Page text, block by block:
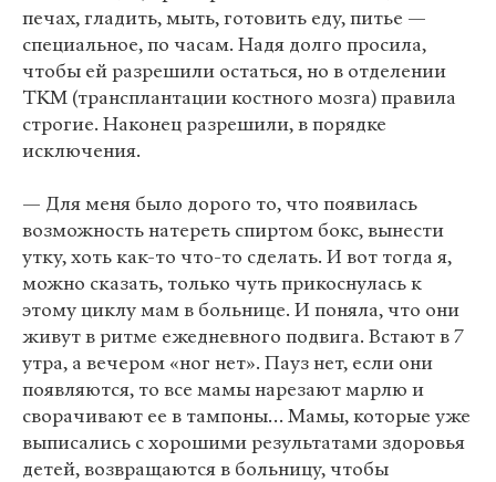
печах, гладить, мыть, готовить еду, питье —
специальное, по часам. Надя долго просила,
чтобы ей разрешили остаться, но в отделении
ТКМ (трансплантации костного мозга) правила
строгие. Наконец разрешили, в порядке
исключения.
— Для меня было дорого то, что появилась
возможность натереть спиртом бокс, вынести
утку, хоть как-то что-то сделать. И вот тогда я,
можно сказать, только чуть прикоснулась к
этому циклу мам в больнице. И поняла, что они
живут в ритме ежедневного подвига. Встают в 7
утра, а вечером «ног нет». Пауз нет, если они
появляются, то все мамы нарезают марлю и
сворачивают ее в тампоны… Мамы, которые уже
выписались с хорошими результатами здоровья
детей, возвращаются в больницу, чтобы